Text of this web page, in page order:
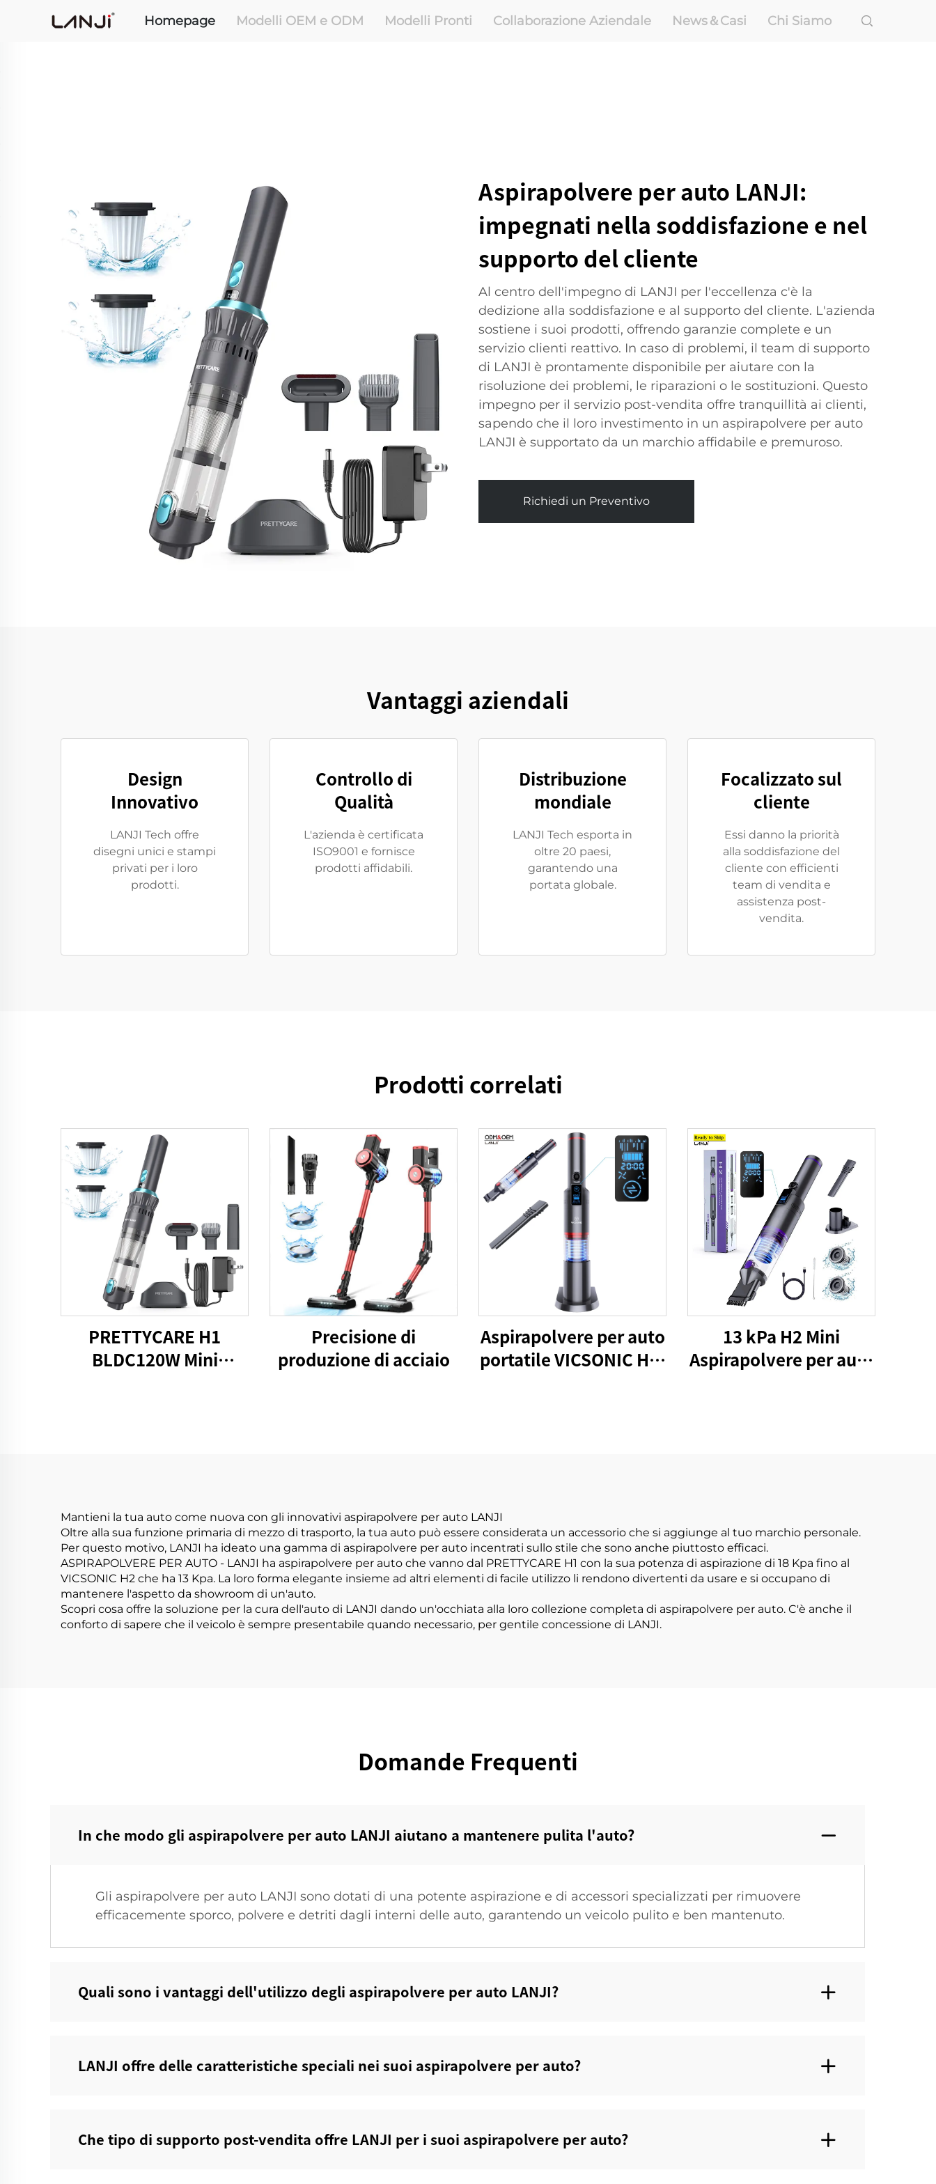
Homepage Modelli OEM e ODM Modelli Pronti Collaborazione Aziendale News＆Casi Chi Siamo
Aspirapolvere per auto LANJI:
impegnati nella soddisfazione e nel
supporto del cliente
Al centro dell'impegno di LANJI per l'eccellenza c'è la
dedizione alla soddisfazione e al supporto del cliente. L'azienda
sostiene i suoi prodotti, offrendo garanzie complete e un
servizio clienti reattivo. In caso di problemi, il team di supporto
di LANJI è prontamente disponibile per aiutare con la
risoluzione dei problemi, le riparazioni o le sostituzioni. Questo
impegno per il servizio post-vendita offre tranquillità ai clienti,
sapendo che il loro investimento in un aspirapolvere per auto
LANJI è supportato da un marchio affidabile e premuroso.
Richiedi un Preventivo
Vantaggi aziendali
Design
Innovativo
LANJI Tech offre
disegni unici e stampi
privati per i loro
prodotti.
Controllo di
Qualità
L'azienda è certificata
ISO9001 e fornisce
prodotti affidabili.
Distribuzione
mondiale
LANJI Tech esporta in
oltre 20 paesi,
garantendo una
portata globale.
Focalizzato sul
cliente
Essi danno la priorità
alla soddisfazione del
cliente con efficienti
team di vendita e
assistenza post-
vendita.
Prodotti correlati
PRETTYCARE H1
BLDC120W Mini
Precisione di
produzione di acciaio
Aspirapolvere per auto
portatile VICSONIC H2-
13 kPa H2 Mini
Aspirapolvere per auto
Mantieni la tua auto come nuova con gli innovativi aspirapolvere per auto LANJI
Oltre alla sua funzione primaria di mezzo di trasporto, la tua auto può essere considerata un accessorio che si aggiunge al tuo marchio personale.
Per questo motivo, LANJI ha ideato una gamma di aspirapolvere per auto incentrati sullo stile che sono anche piuttosto efficaci.
ASPIRAPOLVERE PER AUTO - LANJI ha aspirapolvere per auto che vanno dal PRETTYCARE H1 con la sua potenza di aspirazione di 18 Kpa fino al
VICSONIC H2 che ha 13 Kpa. La loro forma elegante insieme ad altri elementi di facile utilizzo li rendono divertenti da usare e si occupano di
mantenere l'aspetto da showroom di un'auto.
Scopri cosa offre la soluzione per la cura dell'auto di LANJI dando un'occhiata alla loro collezione completa di aspirapolvere per auto. C'è anche il
conforto di sapere che il veicolo è sempre presentabile quando necessario, per gentile concessione di LANJI.
Domande Frequenti
In che modo gli aspirapolvere per auto LANJI aiutano a mantenere pulita l'auto?
Gli aspirapolvere per auto LANJI sono dotati di una potente aspirazione e di accessori specializzati per rimuovere
efficacemente sporco, polvere e detriti dagli interni delle auto, garantendo un veicolo pulito e ben mantenuto.
Quali sono i vantaggi dell'utilizzo degli aspirapolvere per auto LANJI?
LANJI offre delle caratteristiche speciali nei suoi aspirapolvere per auto?
Che tipo di supporto post-vendita offre LANJI per i suoi aspirapolvere per auto?